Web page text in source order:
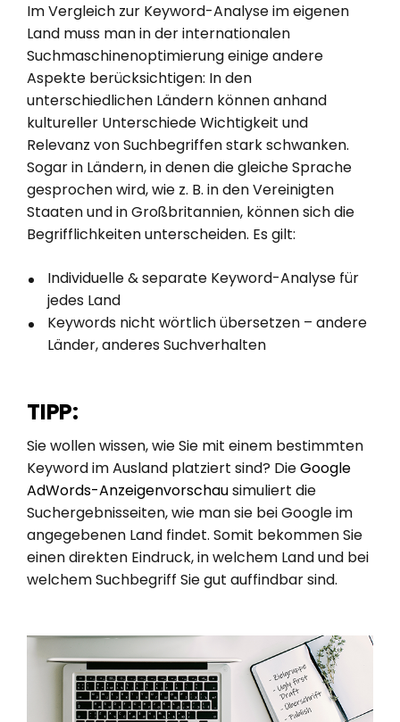
Im Vergleich zur Keyword-Analyse im eigenen
Land muss man in der internationalen
Suchmaschinenoptimierung einige andere
Aspekte berücksichtigen: In den
unterschiedlichen Ländern können anhand
kultureller Unterschiede Wichtigkeit und
Relevanz von Suchbegriffen stark schwanken.
Sogar in Ländern, in denen die gleiche Sprache
gesprochen wird, wie z. B. in den Vereinigten
Staaten und in Großbritannien, können sich die
Begrifflichkeiten unterscheiden. Es gilt:
Individuelle & separate Keyword-Analyse für
jedes Land
Keywords nicht wörtlich übersetzen – andere
Länder, anderes Suchverhalten
TIPP:
Sie wollen wissen, wie Sie mit einem bestimmten
Keyword im Ausland platziert sind? DieGoogle
AdWords-Anzeigenvorschausimuliert die
Suchergebnisseiten, wie man sie bei Google im
angegebenen Land findet. Somit bekommen Sie
einen direkten Eindruck, in welchem Land und bei
welchem Suchbegriff Sie gut auffindbar sind.